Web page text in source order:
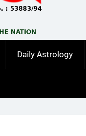
Daily Astrology